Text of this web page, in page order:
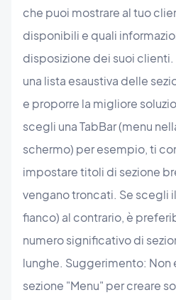
che puoi mostrare al tuo
disponibili e quali
disposizione dei suoi
una lista esaustiva delle
e proporre la migliore
scegli una TabBar (menu
schermo) per esempio, ti
impostare titoli di sezione
vengano troncati. Se scegli
fianco) al contrario, è
numero significativo di
lunghe. Suggerimento: Non
sezione "Menu" per creare